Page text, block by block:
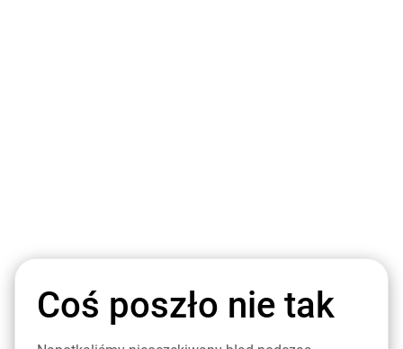
Coś poszło nie tak